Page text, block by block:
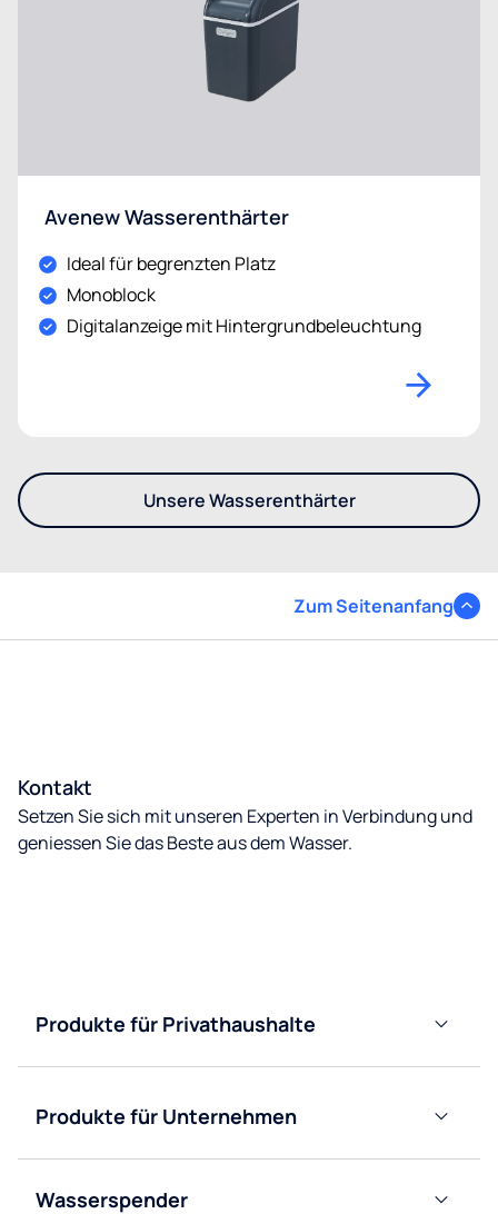
Avenew Wasserenthärter
Ideal für begrenzten Platz
Monoblock
Digitalanzeige mit Hintergrundbeleuchtung
Unsere Wasserenthärter
- Entdecken Sie unser
Zum Seitenanfang
Kontakt
Setzen Sie sich mit unseren Experten in Verbindung und
geniessen Sie das Beste aus dem Wasser.
Produkte für Privathaushalte
Wasserenthärter
Wasserfilter
mit Gallonen
Produkte für Unternehmen
Leitungsgebundene
Wasserspender